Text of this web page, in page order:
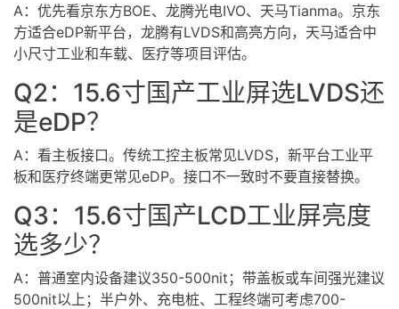
A：优先看京东方BOE、龙腾光电IVO、天马Tianma。京东
方适合eDP新平台，龙腾有LVDS和高亮方向，天马适合中
小尺寸工业和车载、医疗等项目评估。
Q2：15.6寸国产工业屏选LVDS还
是eDP？
A：看主板接口。传统工控主板常见LVDS，新平台工业平
板和医疗终端更常见eDP。接口不一致时不要直接替换。
Q3：15.6寸国产LCD工业屏亮度
选多少？
A：普通室内设备建议350-500nit；带盖板或车间强光建议
500nit以上；半户外、充电桩、工程终端可考虑700-